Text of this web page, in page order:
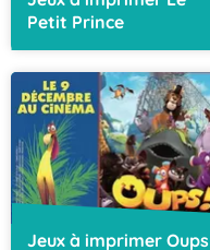
Petit Prince
Jeux à imprimer Oups